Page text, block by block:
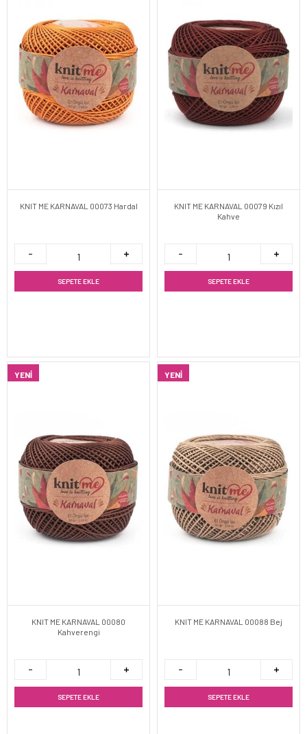
KNIT ME KARNAVAL 00073 Hardal
SEPETE EKLE
KNIT ME KARNAVAL 00079 Kızıl
Kahve
SEPETE EKLE
YENI
KNIT ME KARNAVAL 00080
Kahverengi
SEPETE EKLE
YENI
KNIT ME KARNAVAL 00088 Bej
SEPETE EKLE